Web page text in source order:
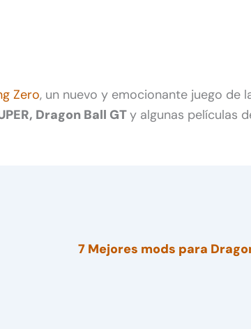
Zero, un nuevo y emocionante juego de
Dragon Ball GTy algunas películas
7 Mejores mods para